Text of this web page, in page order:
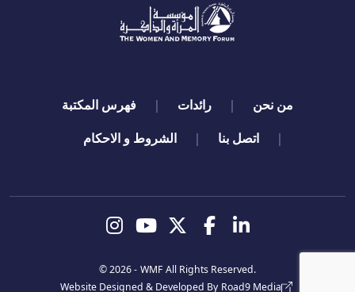
quick links
من نحن رائدات
فهرس المكتبة
اتصل بنا
الشروط و الاحكام
تابعنا
© 2026 - WMF All Rights Reserved.
Website Designed & Developed By Road9 Media